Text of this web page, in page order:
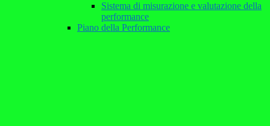
Sistema di misurazione e valutazione della
performance
Piano della Performance